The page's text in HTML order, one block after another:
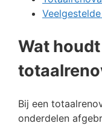
Wat
Bij een
onderdelen